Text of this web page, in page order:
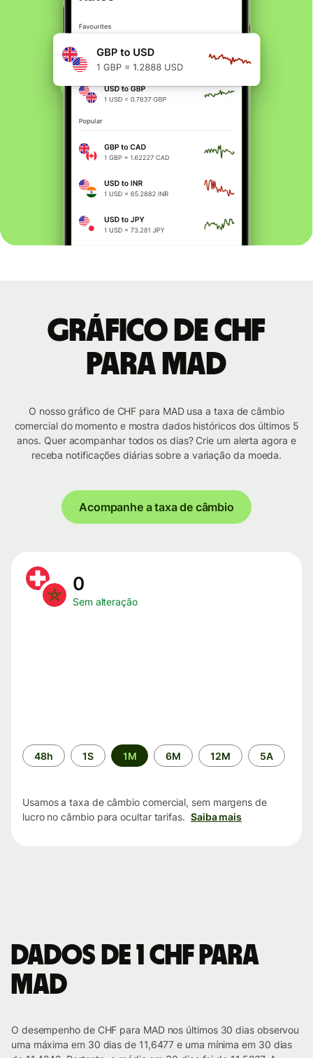
Gráfico de CHF
para MAD
O nosso gráfico de CHF para MAD usa a taxa de câmbio
comercial do momento e mostra dados históricos dos últimos 5
anos. Quer acompanhar todos os dias? Crie um alerta agora e
receba notificações diárias sobre a variação da moeda.
Acompanhe a taxa de câmbio
0
Sem alteração
Período
de
48h 1S 1M 6M 12M 5A
Usamos a taxa de câmbio comercial, sem margens de
lucro no câmbio para ocultar tarifas. Saiba mais
Dados de 1 CHF para
MAD
O desempenho de CHF para MAD nos últimos 30 dias observou
uma máxima em 30 dias de 11,6477 e uma mínima em 30 dias